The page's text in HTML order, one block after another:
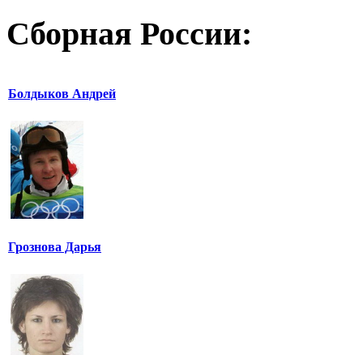
Сборная России:
Болдыков Андрей
Грознова Дарья